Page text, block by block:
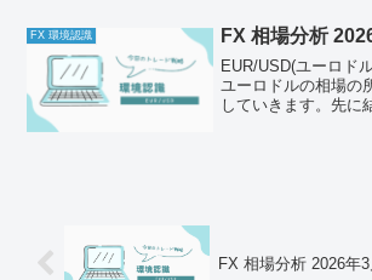
い。今日の体調はど
念点はなし。メンタ
FX 環境認識 FX 相場分析
EUR/USD(ユーロド
ユーロドルの相場の
していきます。先に
FX 相場分析 2026年3